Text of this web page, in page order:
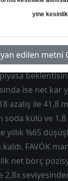
ise net kar
azalış ile 41,8
soda külü ve
yıllık %65
FAVÖK
net borç
yine